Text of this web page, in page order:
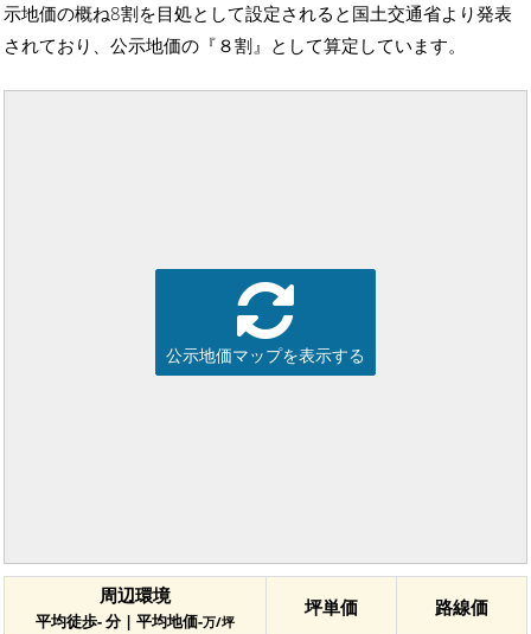
示地価の概ね8割を目処として設定されると国土交通省より発表
されており、公示地価の『８割』として算定しています。
公示地価マップを表示する
周辺環境
平均徒歩- 分 | 平均地価-万/坪
坪単価 路線価